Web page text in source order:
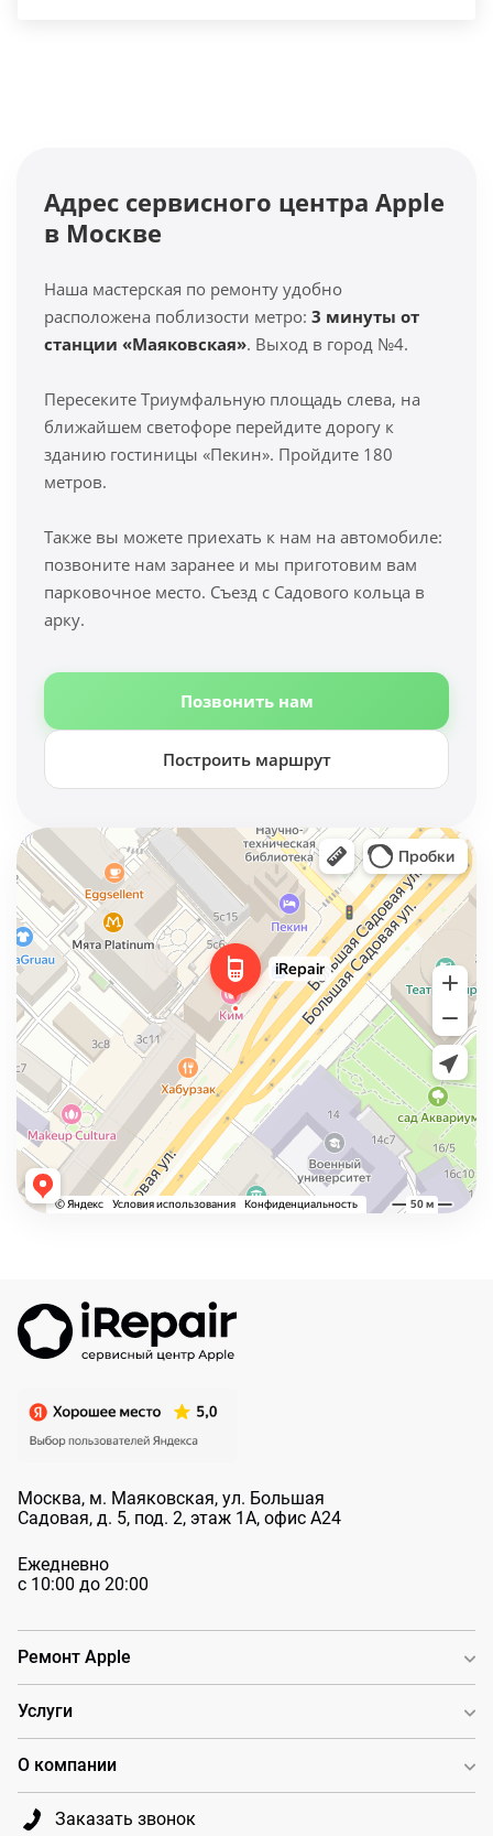
Адрес сервисного центра Apple
в Москве
Наша мастерская по ремонту удобно
расположена поблизости метро: 3 минуты от
станции «Маяковская». Выход в город №4.
Пересеките Триумфальную площадь слева, на
ближайшем светофоре перейдите дорогу к
зданию гостиницы «Пекин». Пройдите 180
метров.
Также вы можете приехать к нам на автомобиле:
позвоните нам заранее и мы приготовим вам
парковочное место. Съезд с Садового кольца в
арку.
Позвонить нам
Построить маршрут
Москва, м. Маяковская, ул. Большая
Садовая, д. 5, под. 2, этаж 1А, офис А24
Ежедневно
с 10:00 до 20:00
Заказать звонок
Ремонт Apple
Услуги
О компании